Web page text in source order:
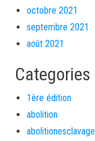
octobre 2021
septembre 2021
août 2021
Categories
1ère édition
abolition
abolitionesclavage